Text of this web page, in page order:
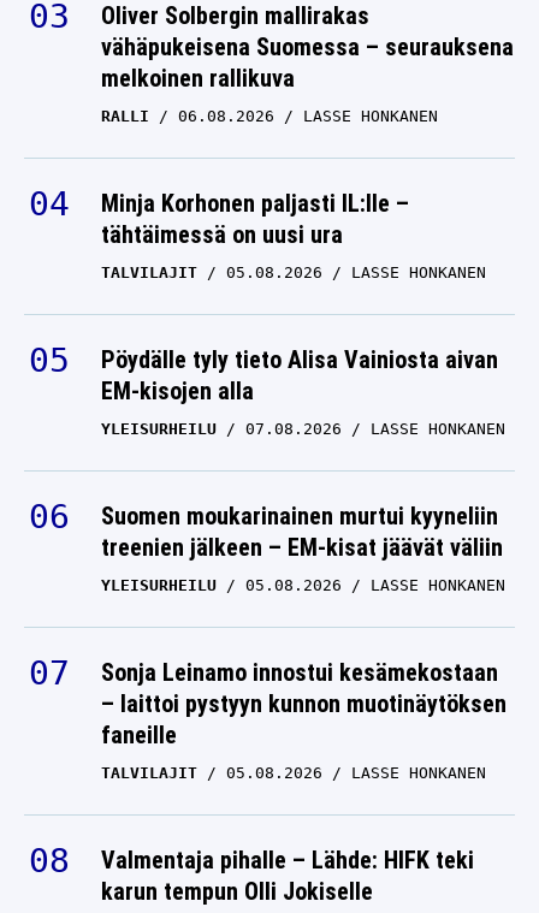
Oliver Solbergin mallirakas
vähäpukeisena Suomessa – seurauksena
melkoinen rallikuva
RALLI 06.08.2026 LASSE HONKANEN
Minja Korhonen paljasti IL:lle –
tähtäimessä on uusi ura
TALVILAJIT 05.08.2026 LASSE HONKANEN
Pöydälle tyly tieto Alisa Vainiosta aivan
EM-kisojen alla
YLEISURHEILU 07.08.2026 LASSE HONKANEN
Suomen moukarinainen murtui kyyneliin
treenien jälkeen – EM-kisat jäävät väliin
YLEISURHEILU 05.08.2026 LASSE HONKANEN
Sonja Leinamo innostui kesämekostaan
– laittoi pystyyn kunnon muotinäytöksen
faneille
TALVILAJIT 05.08.2026 LASSE HONKANEN
Valmentaja pihalle – Lähde: HIFK teki
karun tempun Olli Jokiselle